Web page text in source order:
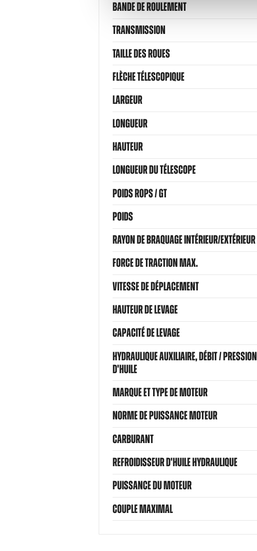
BANDE DE ROULEMENT
TRANSMISSION
TAILLE DES ROUES
FLÈCHE TÉLESCOPIQUE
LARGEUR
LONGUEUR
HAUTEUR
LONGUEUR DU TÉLESCOPE
POIDS ROPS / GT
POIDS
RAYON DE BRAQUAGE INTÉRIEUR/EXTÉRIEUR
FORCE DE TRACTION MAX.
VITESSE DE DÉPLACEMENT
HAUTEUR DE LEVAGE
CAPACITÉ DE LEVAGE
HYDRAULIQUE AUXILIAIRE, DÉBIT / PRESSION
D'HUILE
MARQUE ET TYPE DE MOTEUR
NORME DE PUISSANCE MOTEUR
CARBURANT
REFROIDISSEUR D'HUILE HYDRAULIQUE
PUISSANCE DU MOTEUR
COUPLE MAXIMAL